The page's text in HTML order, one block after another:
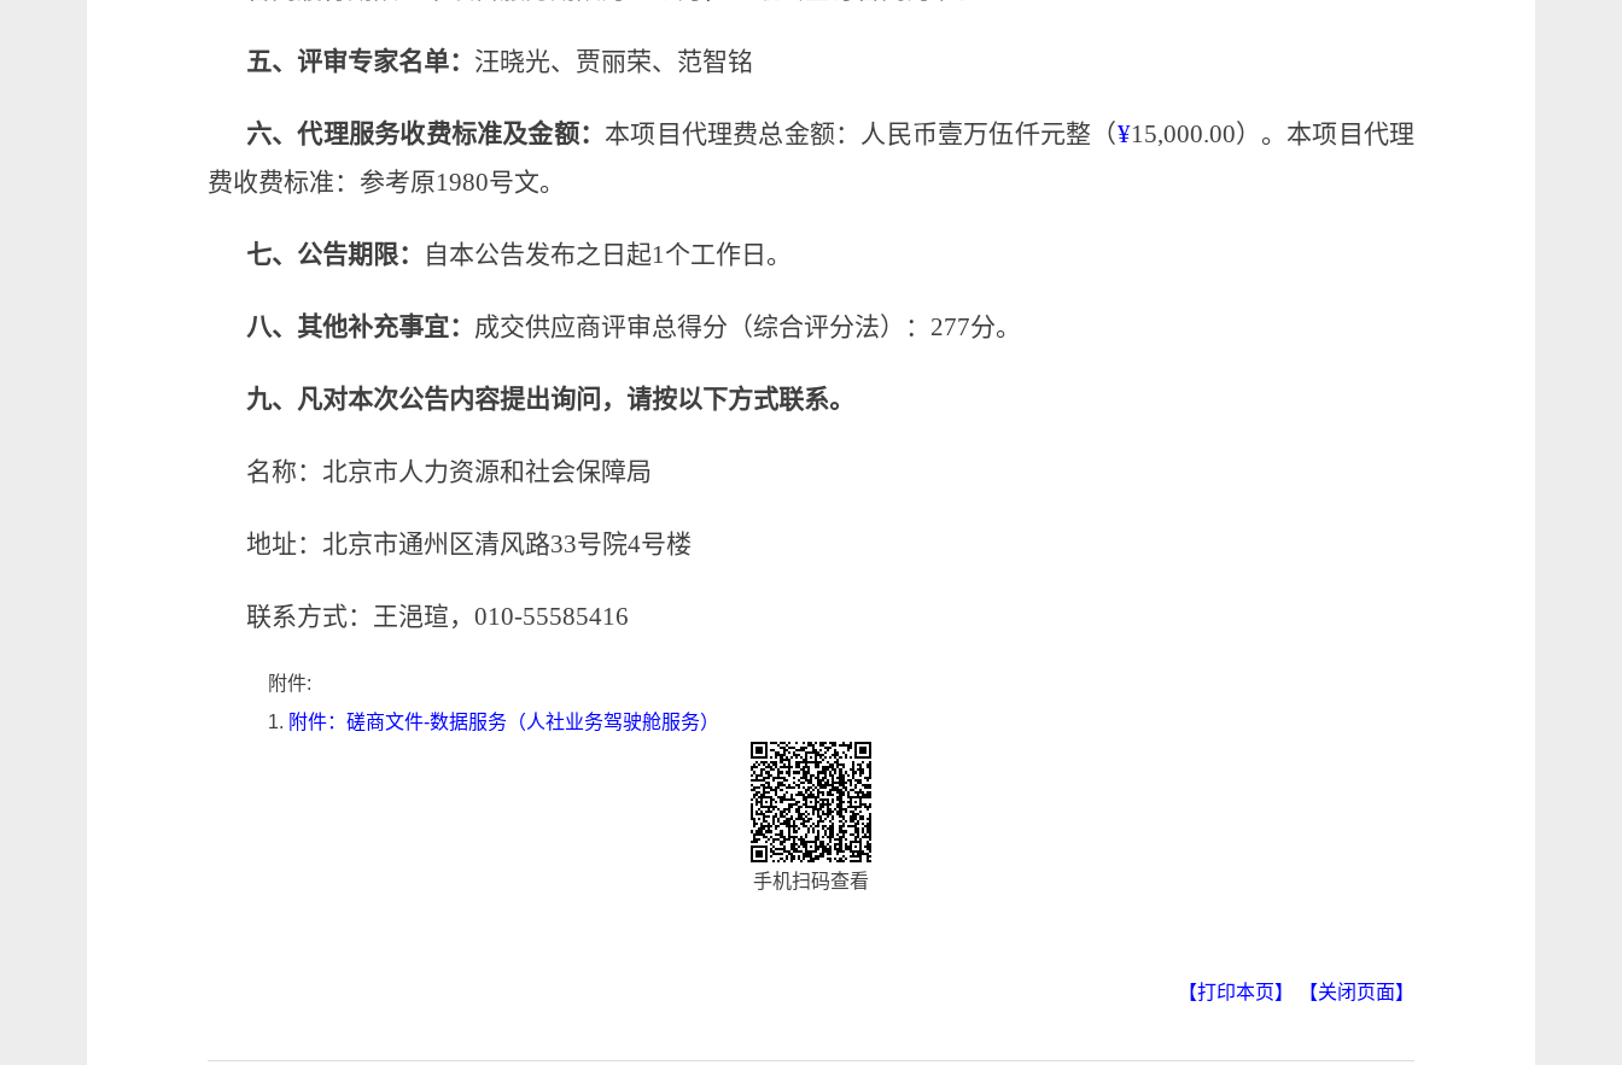
五、 评审专家名单： 汪晓光、贾丽荣、范智铭
六、代理服务收费标准及金额： 本项目代理费总金额：人民币壹万伍仟元整 （¥15,000.00）。本项目代理
费收费标准：参考原1980号文。
七、公告期限： 自本公告发布之日起1个工作日。
八、其他补充事宜： 成交供应商评审总得分（综合评分法）： 277分。
九、凡对本次公告内容提出询问，请按以下方式联系。
名称：北京市人力资源和社会保障局
地址：北京市通州区清风路33号院4号楼
联系方式：王浥瑄， 010-55585416
附件:
1. 附件：磋商文件-数据服务（人社业务驾驶舱服务）
手机扫码查看
【打印本页】 【关闭页面】